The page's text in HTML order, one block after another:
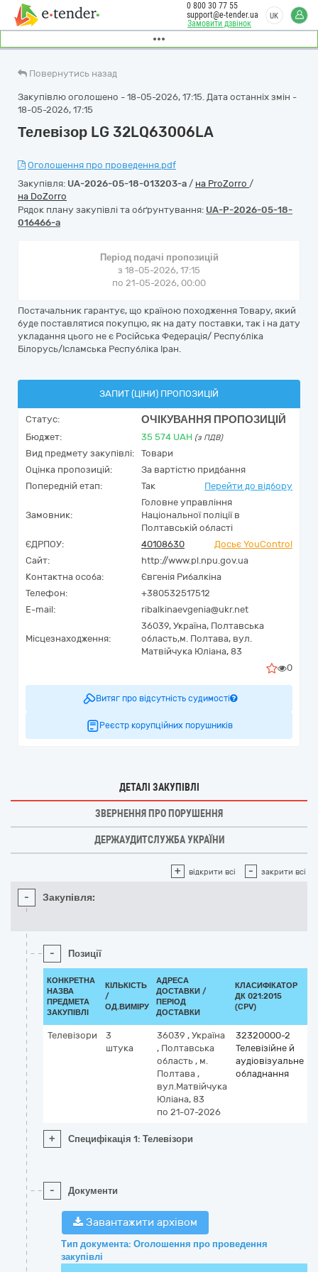
Замовити дзвінок
0 800 30 77 55
support@e-tender.ua
UK
Повернутись назад
Закупівлю оголошено - 18-05-2026, 17:15. Дата останніх змін -
18-05-2026, 17:15
Телевізор LG 32LQ63006LA
Оголошення про проведення.pdf
Закупівля: UA-2026-05-18-013203-a / на ProZorro /
на DoZorro
Рядок плану закупівлі та обґрунтування: UA-P-2026-05-18-
016466-a
Період подачі пропозицій
з 18-05-2026, 17:15
по 21-05-2026, 00:00
Постачальник гарантує, що країною походження Товару, який
буде поставлятися покупцю, як на дату поставки, так і на дату
укладання цього не є Російська Федерація/ Республіка
Білорусь/Ісламська Республіка Іран.
ЗАПИТ (ЦІНИ) ПРОПОЗИЦІЙ
Статус: ОЧІКУВАННЯ ПРОПОЗИЦІЙ
Бюджет: 35 574 UAH (з ПДВ)
Вид предмету закупівлі:
Товари
Оцінка пропозицій:
За вартістю придбання
Попередній етап:
Так Перейти до відбору
Замовник:
Головне управління
Національної поліції в
Полтавській області
ЄДРПОУ:
40108630
Досьє YouControl
Сайт:
http://www.pl.npu.gov.ua
Контактна особа:
Євгенія Рибалкіна
Телефон:
+380532517512
E-mail:
ribalkinaevgenia@ukr.net
Місцезнаходження:
36039, Україна, Полтавська
область,м. Полтава, вул.
Матвійчука Юліана, 83
0
Витяг про відсутність судимості
Реєстр корупційних порушників
ДЕТАЛІ ЗАКУПІВЛІ
ЗВЕРНЕННЯ ПРО ПОРУШЕННЯ
ДЕРЖАУДИТСЛУЖБА УКРАЇНИ
+ відкрити всі - закрити всі
- Закупівля:
- Позиції
КОНКРЕТНА
НАЗВА
ПРЕДМЕТА
ЗАКУПІВЛІ
КІЛЬКІСТЬ
/
ОД.ВИМІРУ
АДРЕСА
ДОСТАВКИ /
ПЕРІОД
ДОСТАВКИ
КЛАСИФІКАТОР
ДК 021:2015
(CPV)
Телевізори
3
штука
36039 , Україна
, Полтавська
область , м.
Полтава ,
вул.Матвійчука
Юліана, 83
по 21-07-2026
32320000-2
Телевізійне й
аудіовізуальне
обладнання
+ Специфікація 1: Телевізори
- Документи
Завантажити архівом
Тип документа: Оголошення про проведення
закупівлі